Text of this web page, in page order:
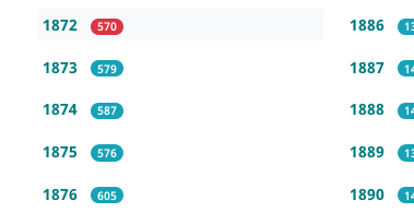
1872 570
1873 579
1874 587
1875 576
1876 605
1886
1887
1888
1889
1890